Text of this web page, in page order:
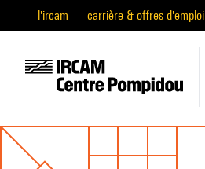
l'ircam carrière & offres d'emploi